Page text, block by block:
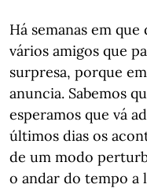
Há semanas em
vários amigos que
surpresa, porque
anuncia. Sabemos
esperamos que vá
últimos dias os
de um modo
o andar do tempo a